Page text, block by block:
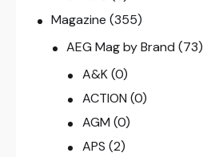
Magazine (355)
AEG Mag by Brand (73)
A&K (0)
ACTION (0)
AGM (0)
APS (2)